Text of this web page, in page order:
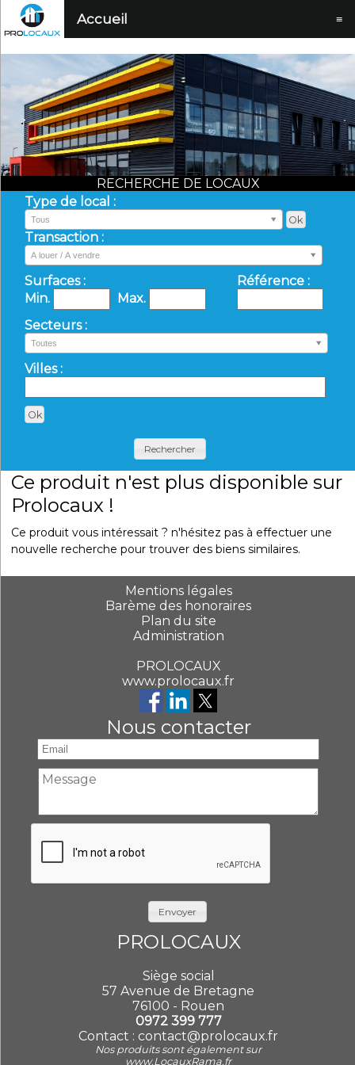
Accueil ≡
RECHERCHE DE LOCAUX
Type de local :
Tous
Transaction :
A louer / A vendre
Surfaces :
Min.
Max.
Référence :
Secteurs :
Toutes
Villes :
Rechercher
Ce produit n'est plus disponible sur
Prolocaux !
Ce produit vous intéressait ? n'hésitez pas à effectuer une
nouvelle recherche pour trouver des biens similaires.
Mentions légales
Barème des honoraires
Plan du site
Administration
PROLOCAUX
www.prolocaux.fr
Nous contacter
Envoyer
PROLOCAUX
Siège social
57 Avenue de Bretagne
76100 - Rouen
0972 399 777
Contact : contact@prolocaux.fr
Nos produits sont également sur
www.LocauxRama.fr